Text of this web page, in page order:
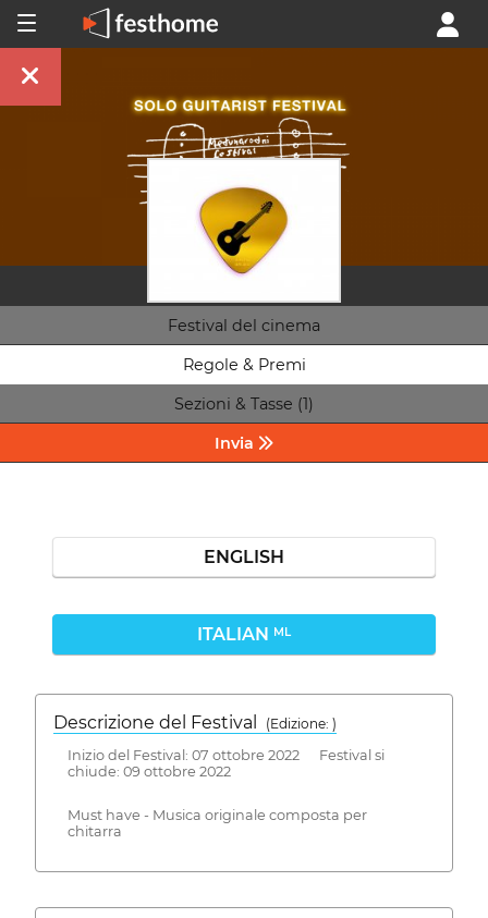
Festival del cinema
Regole & Premi
Sezioni & Tasse (1)
Invia
ENGLISH
ITALIAN ML
Descrizione del Festival
( Edizione: )
Inizio del Festival: 07 ottobre 2022 Festival si
chiude: 09 ottobre 2022
Must have - Musica originale composta per
chitarra